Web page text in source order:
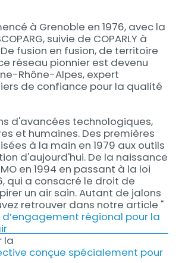
à Grenoble en 1976, avec la
suivie de COPARLY à
De fusion en fusion, de territoire
réseau pionnier est devenu
Rhône-Alpes, expert
de confiance pour la qualité
d'avancées technologiques,
et humaines. Des premières
à la main en 1979 aux outils
d'aujourd'hui. De la naissance
en 1994 en passant à la loi
qui a consacré le droit de
un air sain. Autant de jalons
retrouver dans notre article "
d’engagement régional pour la
la
conçue spécialement pour